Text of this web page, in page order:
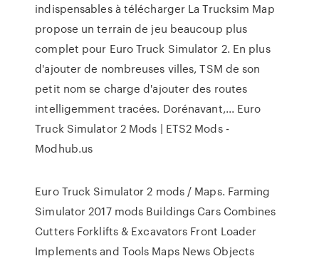
indispensables à télécharger La Trucksim Map
propose un terrain de jeu beaucoup plus
complet pour Euro Truck Simulator 2. En plus
d'ajouter de nombreuses villes, TSM de son
petit nom se charge d'ajouter des routes
intelligemment tracées. Dorénavant,... Euro
Truck Simulator 2 Mods | ETS2 Mods -
Modhub.us
Euro Truck Simulator 2 mods / Maps. Farming
Simulator 2017 mods Buildings Cars Combines
Cutters Forklifts & Excavators Front Loader
Implements and Tools Maps News Objects